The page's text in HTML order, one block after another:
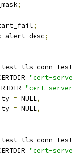
;
;
alert_desc;
"cert-
"cert-
= NULL,
= NULL,
"cert-